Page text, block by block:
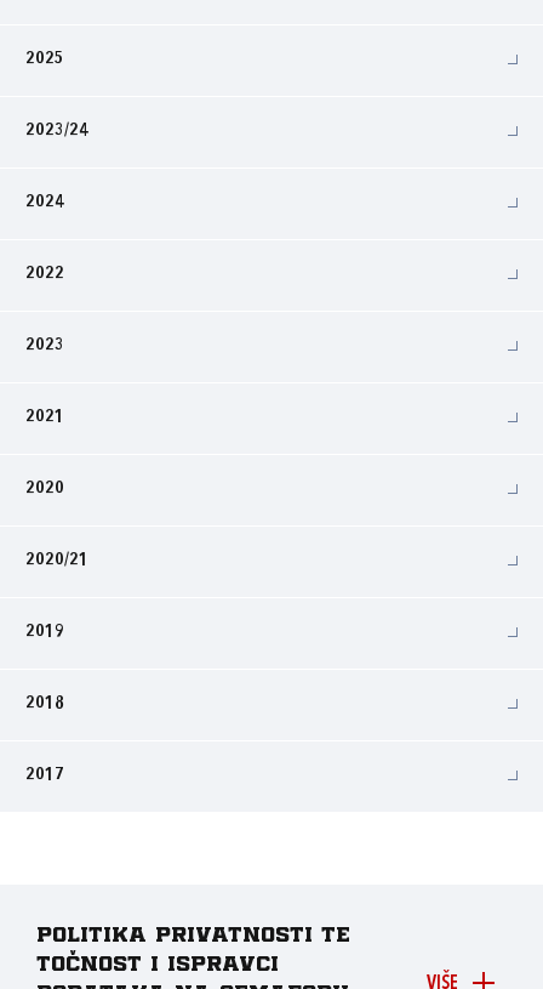
2025
2023/24
2024
2022
2023
2021
2020
2020/21
2019
2018
2017
VIŠE
Politika privatnosti te
točnost i ispravci